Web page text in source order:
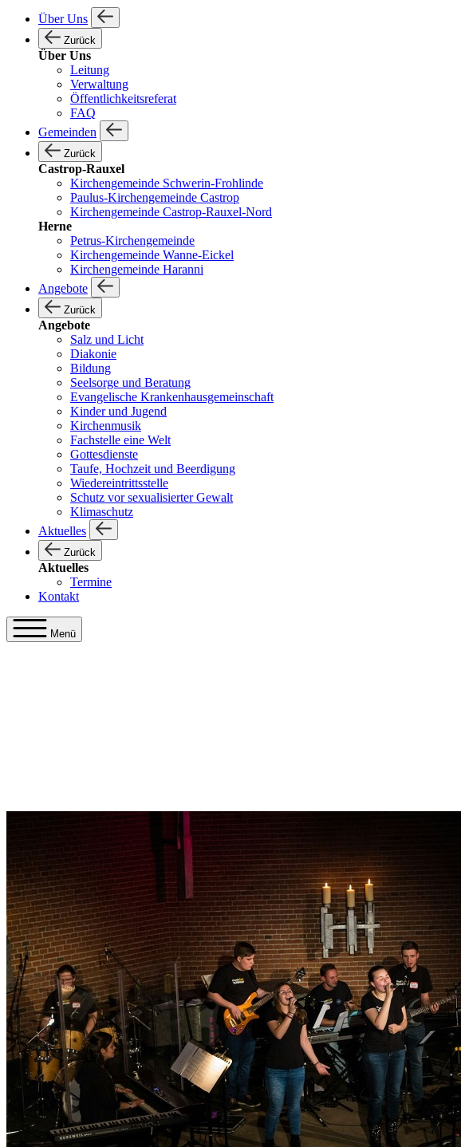
Über Uns
Zurück
Über Uns
Leitung
Verwaltung
Öffentlichkeitsreferat
FAQ
Gemeinden
Zurück
Castrop-Rauxel
Kirchengemeinde Schwerin-Frohlinde
Paulus-Kirchengemeinde Castrop
Kirchengemeinde Castrop-Rauxel-Nord
Herne
Petrus-Kirchengemeinde
Kirchengemeinde Wanne-Eickel
Kirchengemeinde Haranni
Angebote
Zurück
Angebote
Salz und Licht
Diakonie
Bildung
Seelsorge und Beratung
Evangelische Krankenhausgemeinschaft
Kinder und Jugend
Kirchenmusik
Fachstelle eine Welt
Gottesdienste
Taufe, Hochzeit und Beerdigung
Wiedereintrittsstelle
Schutz vor sexualisierter Gewalt
Klimaschutz
Aktuelles
Zurück
Aktuelles
Termine
Kontakt
Menü